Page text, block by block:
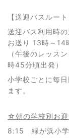
【送迎バスルート
送迎バス利用時
お送り 13時～14
（午後のレッス
時45分頃出発）
小学校ごとに毎
ます。
☆朝の学校別お迎
8:15 緑が浜小